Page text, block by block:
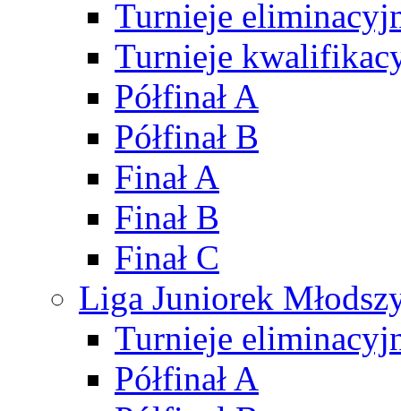
Turnieje
Turnieje
Półfinał A
Półfinał B
Finał A
Finał B
Finał C
Liga Juniorek
Turnieje
Półfinał A